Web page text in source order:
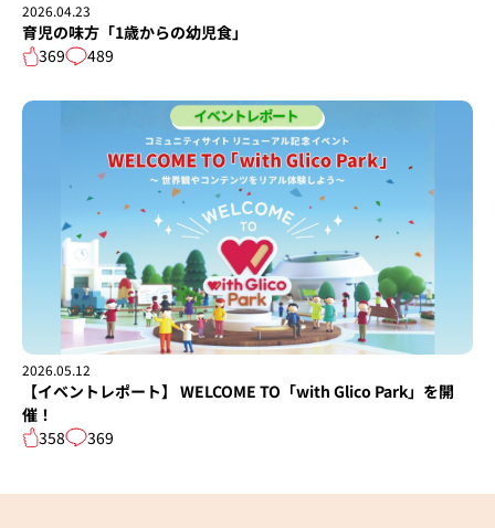
2026.04.23
育児の味方「1歳からの幼児食」
369
489
2026.05.12
【イベントレポート】 WELCOME TO「with Glico Park」を開
催！
358
369